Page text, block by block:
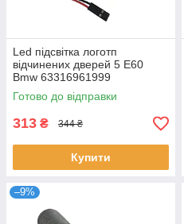
Led підсвітка логотп
відчинених дверей 5 E60
Bmw 63316961999
63310150819 63316902911
Готово до відправки
313 ₴ 344 ₴
Купити
–9%